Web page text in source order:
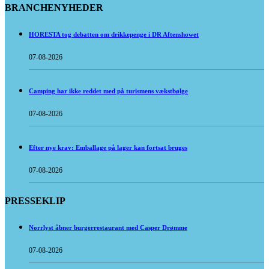
BRANCHENYHEDER
HORESTA tog debatten om drikkepenge i DR Aftenshowet
07-08-2026
Camping har ikke reddet med på turismens vækstbølge
07-08-2026
Efter nye krav: Emballage på lager kan fortsat bruges
07-08-2026
PRESSEKLIP
Norrlyst åbner burgerrestaurant med Casper Drømme
07-08-2026